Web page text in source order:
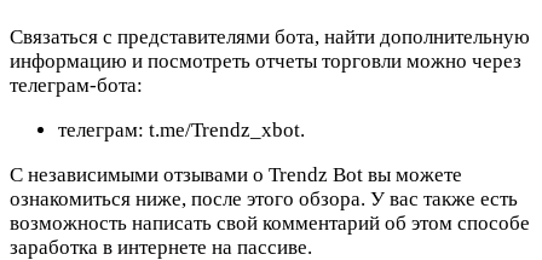
Связаться с представителями бота, найти дополнительную
информацию и посмотреть отчеты торговли можно через
телеграм-бота:
телеграм: t.me/Trendz_xbot.
С независимыми отзывами о Trendz Bot вы можете
ознакомиться ниже, после этого обзора. У вас также есть
возможность написать свой комментарий об этом способе
заработка в интернете на пассиве.